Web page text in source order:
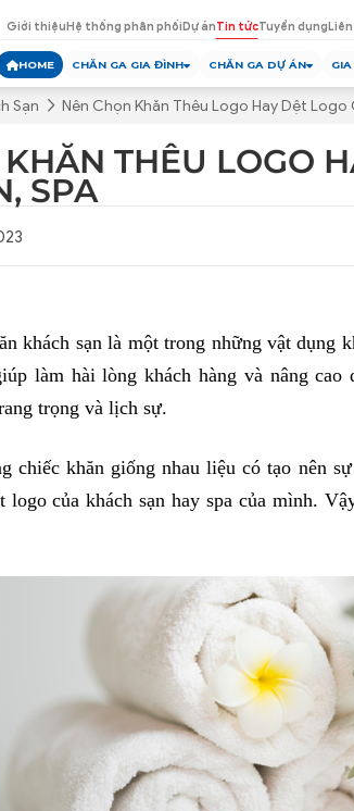
Giới thiệuHệ thống phân phốiDự ánTin tứcTuyển dụngLiên
HOME CHĂN GA GIA ĐÌNH CHĂN GA DỰ ÁN
Sạn Nên Chọn Khăn Thêu Logo Hay Dệt Logo
THÊU LOGO
SPA
khách sạn là một trong những vật dụng
làm hài lòng khách hàng và nâng
trọng và lịch sự.
chiếc khăn giống nhau liệu có tạo nên
logo của khách sạn hay spa của mình.